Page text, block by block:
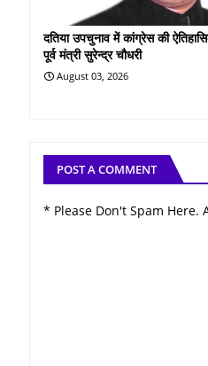
दतिया उपचुनाव में कांग्रेस की
पूर्व मंत्री सुरेन्द्र चौधरी
August 03, 2026
POST A COMMENT
* Please Don't Spam Here.